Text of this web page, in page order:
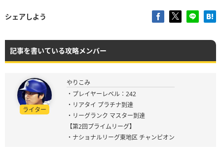
シェアしよう
記事を書いている攻略メンバー
ライター
やりこみ
・プレイヤーレベル：242
・リアタイ プラチナ到達
・リーグランク マスター到達
【第2回プライムリーグ】
・ナショナルリーグ東地区 チャンピオン